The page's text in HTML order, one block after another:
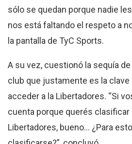
sólo se quedan porque nadie
nos está faltando el respeto a
la pantalla de TyC Sports.
A su vez, cuestionó la sequía
club que justamente es la clave
acceder a la Libertadores. “Si
cuenta porque querés clasificar
Libertadores, bueno… ¿Para